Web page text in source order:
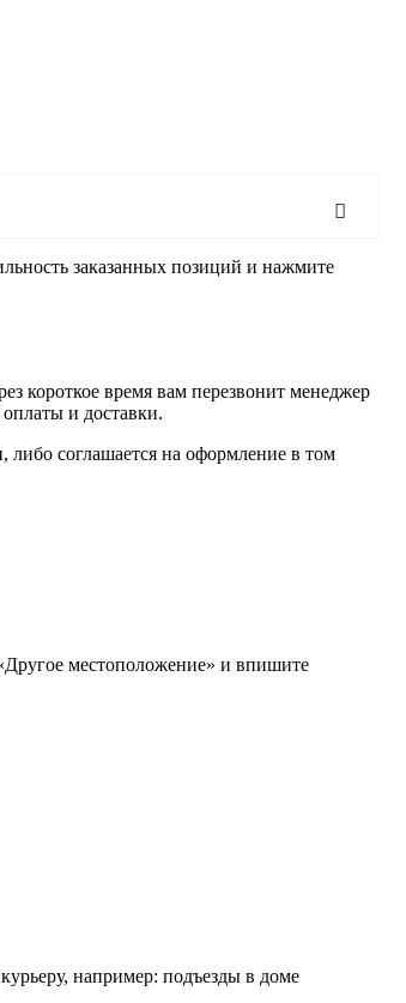
заказанных позиций и нажмите
короткое время вам перезвонит менеджер
и доставки.
либо соглашается на оформление в том
местоположение» и впишите
например: подъезды в доме